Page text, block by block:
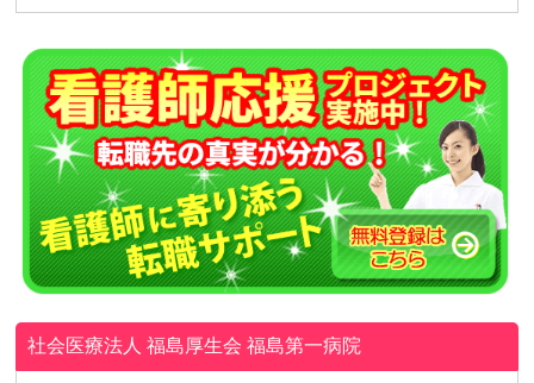
社会医療法人 福島厚生会福島第一病院